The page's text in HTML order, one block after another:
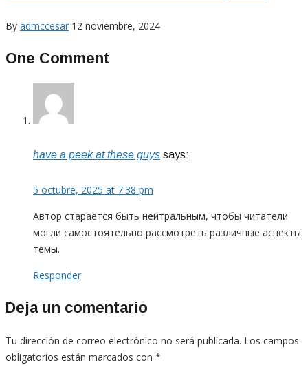
By admccesar 12 noviembre, 2024
One Comment
have a peek at these guys says:
5 octubre, 2025 at 7:38 pm
Автор старается быть нейтральным, чтобы читатели
могли самостоятельно рассмотреть различные аспекты
темы.
Responder
Deja un comentario
Tu dirección de correo electrónico no será publicada. Los campos
obligatorios están marcados con *